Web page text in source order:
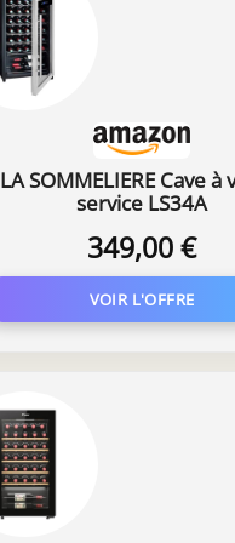
LA SOMMELIERE Cave à
service LS34A
349,00 €